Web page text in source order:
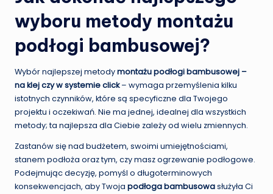
wyboru metody montażu
podłogi bambusowej?
Wybór najlepszej metodymontażu podłogi bambusowej –
na klej czy w systemie click– wymaga przemyślenia kilku
istotnych czynników, które są specyficzne dla Twojego
projektu i oczekiwań. Nie ma jednej, idealnej dla wszystkich
metody; ta najlepsza dla Ciebie zależy od wielu zmiennych.
Zastanów się nad budżetem, swoimi umiejętnościami,
stanem podłoża oraz tym, czy masz ogrzewanie podłogowe.
Podejmując decyzję, pomyśl o długoterminowych
konsekwencjach, aby Twoja podłoga bambusowasłużyła Ci